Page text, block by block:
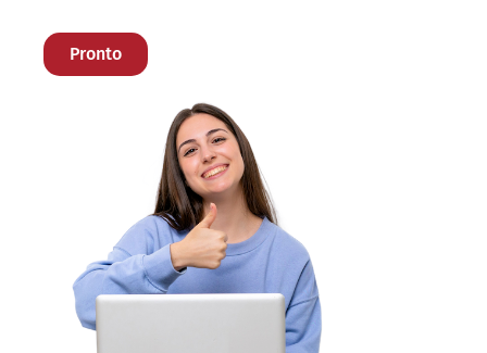
Pronto